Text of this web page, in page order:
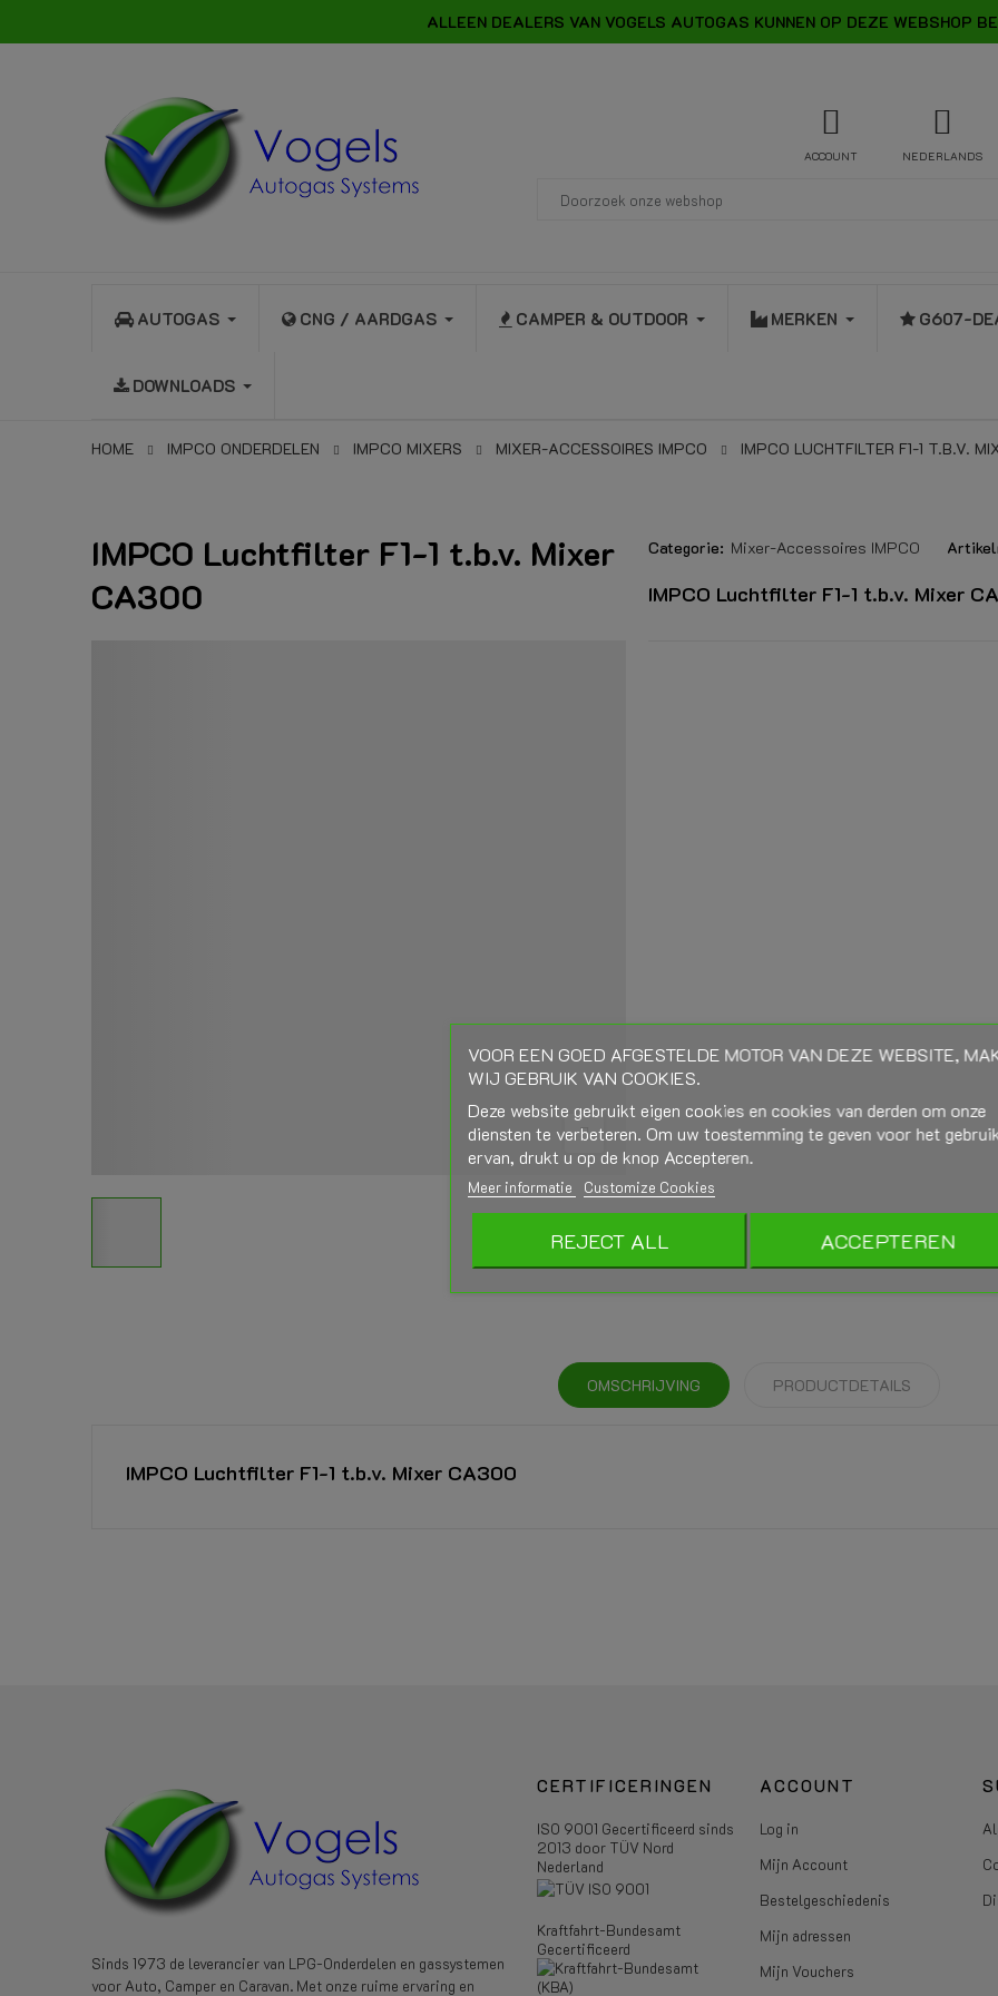
ALLEEN DEALERS VAN VOGELS AUTOGAS KUNNEN OP DEZE WEBSHOP
ACCOUNT NEDERLANDS
AUTOGAS CNG / AARDGAS CAMPER & OUTDOOR MERKEN G607-
DOWNLOADS
HOME IMPCO ONDERDELEN IMPCO MIXERS MIXER-ACCESSOIRES IMPCO IMPCO LUCHTFILTER F1-1 T.B.V.
IMPCO Luchtfilter F1-1 t.b.v. Mixer
CA300
Categorie: Mixer-Accessoires IMPCO
IMPCO Luchtfilter F1-1 t.b.v. Mixer
OMSCHRIJVING PRODUCTDETAILS
IMPCO Luchtfilter F1-1 t.b.v. Mixer CA300
Sinds 1973 de leverancier van LPG-Onderdelen en gassystemen
voor Auto, Camper en Caravan. Met onze ruime ervaring en
CERTIFICERINGEN
ISO 9001 Gecertificeerd sinds
2013 door TÜV Nord
Nederland
Kraftfahrt-Bundesamt
Gecertificeerd
ACCOUNT
Log in
Mijn Account
Bestelgeschiedenis
Mijn adressen
Mijn Vouchers
VOOR EEN GOED AFGESTELDE MOTOR VAN DEZE WEBSITE,
WIJ GEBRUIK VAN COOKIES.
Deze website gebruikt eigen cookies en cookies van derden om onze
diensten te verbeteren. Om uw toestemming te geven voor het
ervan, drukt u op de knop Accepteren.
Meer informatie Customize Cookies
REJECT ALL ACCEPTEREN